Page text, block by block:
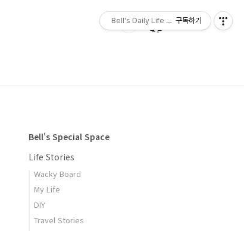
Bell's Special Space
Life Stories
Wacky Board
My Life
DIY
Travel Stories
Bell's Daily Life & Powerful
구독하기